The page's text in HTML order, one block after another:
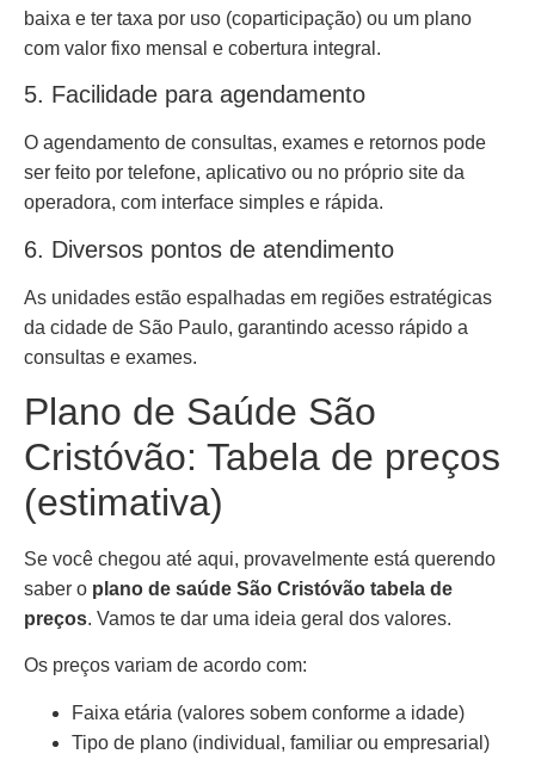
baixa e ter taxa por uso (coparticipação) ou um plano
com valor fixo mensal e cobertura integral.
5. Facilidade para agendamento
O agendamento de consultas, exames e retornos pode
ser feito por telefone, aplicativo ou no próprio site da
operadora, com interface simples e rápida.
6. Diversos pontos de atendimento
As unidades estão espalhadas em regiões estratégicas
da cidade de São Paulo, garantindo acesso rápido a
consultas e exames.
Plano de Saúde São
Cristóvão: Tabela de preços
(estimativa)
Se você chegou até aqui, provavelmente está querendo
saber o plano de saúde São Cristóvão tabela de
preços. Vamos te dar uma ideia geral dos valores.
Os preços variam de acordo com:
Faixa etária (valores sobem conforme a idade)
Tipo de plano (individual, familiar ou empresarial)